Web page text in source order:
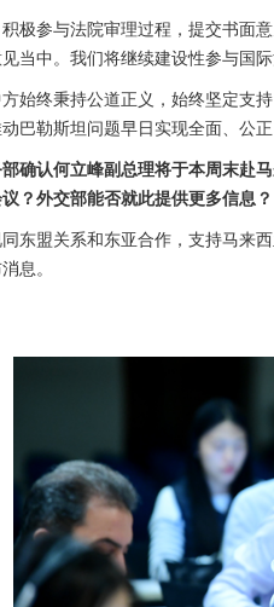
极参与法院审理过程，提交书面
当中。我们将继续建设性参与国
始终秉持公道正义，始终坚定支
巴勒斯坦问题早日实现全面、公
确认何立峰副总理将于本周末赴
？外交部能否就此提供更多信息？
东盟关系和东亚合作，支持马来
息。